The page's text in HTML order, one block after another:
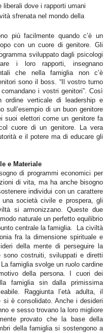
liberali dove i rapporti umani
sfrenata nel mondo della
più facilmente quando c’è un
con un cuore di genitore. Gli
sviluppato dagli psicologi
i loro rapporti, insegnano
che nella famiglia non c’è
sono il boss. “Il vostro turno
i vostri genitori”. Così
ordine verticale di leadership e
sull’esempio di un buon genitore
suoi elettori come un genitore fa
cuore di un genitore. La vera
e il potere ma di educare gli
e Materiale
di programmi economici per
di vita, ma ha anche bisogno
individui con un carattere
società civile e prospera, gli
si armonizzano. Queste due
naturale un perfetto equilibrio
centrale la famiglia.
La civiltà
fra la dimensione spirituale e
della mente di perseguire la
costruiti, sviluppati e diretti
famiglia svolge un ruolo cardine
della persona. I cuori dei
famiglia sin dalla primissima
Raggiunta l’età adulta, il
si è consolidato. Anche i desideri
e sesso trovano la loro migliore
provato che la base della
della famiglia si sostengono a